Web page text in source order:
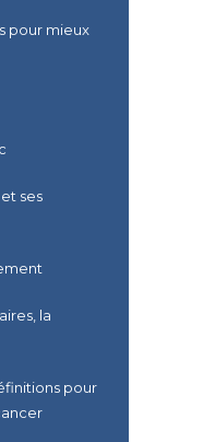
pour mieux
ses
la
pour